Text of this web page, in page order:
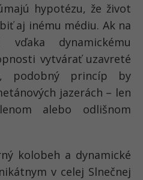
hypotézu, že život
aj inému médiu. Ak na
dynamickému
vytvárať uzavreté
podobný princíp by
jazerách – len
alebo odlišnom
kolobeh a dynamické
v celej Slnečnej